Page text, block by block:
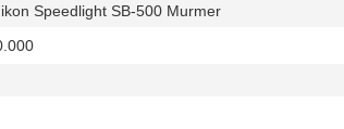
Speedlight SB-500 Murmer